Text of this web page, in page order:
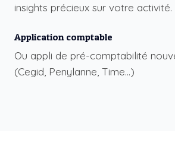
insights précieux sur votre activité.
Application comptable
Ou appli de pré-comptabilité
(Cegid, Penylanne, Time…)